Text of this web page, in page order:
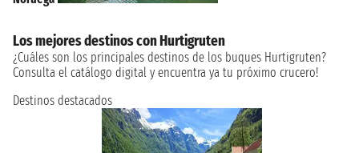
Los mejores destinos con Hurtigruten
¿Cuáles son los principales destinos de los buques Hurtigruten?
Consulta el catálogo digital y encuentra ya tu próximo crucero!
Destinos destacados